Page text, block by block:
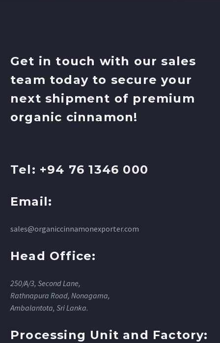
Get in touch with our sales
team today to secure your
next shipment of premium
organic cinnamon!
Tel: +94 76 1346 000
Email:
sales@organiccinnamonexporter.com
Head Office:
250/A/3, Second Lane,
Rathnapura Road, Nonagama,
Ambalantota, Sri Lanka.
Processing Unit and Factory: